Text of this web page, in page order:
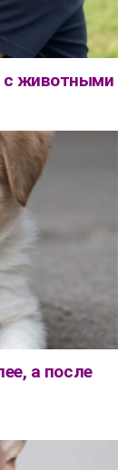
с животными
а после